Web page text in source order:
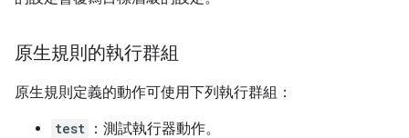
原生規則的執行群組
原生規則定義的動作可使用下列執行群組：
test ：測試執行器動作。